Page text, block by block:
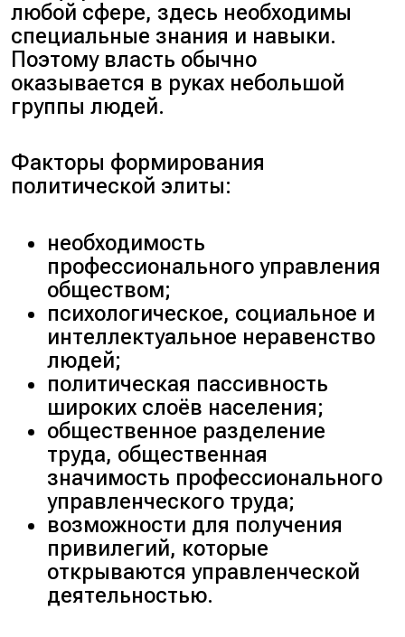
любой сфере, здесь необходимы
специальные знания и навыки.
Поэтому власть обычно
оказывается в руках небольшой
группы людей.
Факторы формирования
политической элиты:
необходимость
профессионального управления
обществом;
психологическое, социальное и
интеллектуальное неравенство
людей;
политическая пассивность
широких слоёв населения;
общественное разделение
труда, общественная
значимость профессионального
управленческого труда;
возможности для получения
привилегий, которые
открываются управленческой
деятельностью.